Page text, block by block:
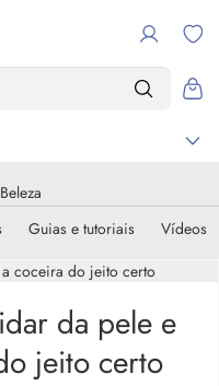
Guias e tutoriais Vídeos
da pele e
jeito certo